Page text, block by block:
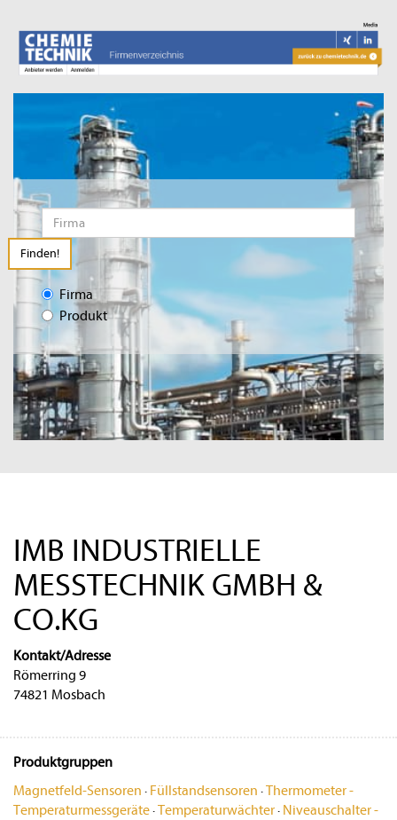
Finden!
Firma
Produkt
IMB INDUSTRIELLE
MESSTECHNIK GMBH &
CO.KG
Kontakt/Adresse
Römerring 9
74821 Mosbach
Produktgruppen
Magnetfeld-Sensoren · Füllstandsensoren ·Thermometer -
Temperaturmessgeräte·Temperaturwächter· Niveauschalter -